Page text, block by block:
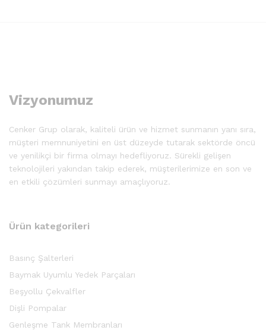
Vizyonumuz
Cenker Grup olarak, kaliteli ürün ve hizmet sunmanın yanı sıra,
müşteri memnuniyetini en üst düzeyde tutarak sektörde öncü
ve yenilikçi bir firma olmayı hedefliyoruz. Sürekli gelişen
teknolojileri yakından takip ederek, müşterilerimize en son ve
en etkili çözümleri sunmayı amaçlıyoruz.
Ürün kategorileri
Basınç Şalterleri
Baymak Uyumlu Yedek Parçaları
Beşyollu Çekvalfler
Dişli Pompalar
Genleşme Tank Membranları